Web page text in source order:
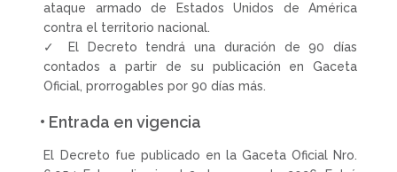
ataque armado de Estados Unidos de América
contra el territorio nacional.
✓ El Decreto tendrá una duración de 90 días
contados a partir de su publicación en Gaceta
Oficial, prorrogables por 90 días más.
• Entrada en vigencia
El Decreto fue publicado en la Gaceta Oficial Nro.